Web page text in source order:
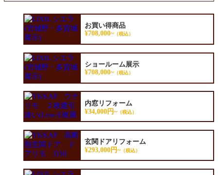
お買い得商品
¥708,000~（税込）
ショールーム展示
¥708,000~（税込）
内窓リフォーム
¥34,000円~（税込）
玄関ドアリフォーム
¥293,000円~（税込）